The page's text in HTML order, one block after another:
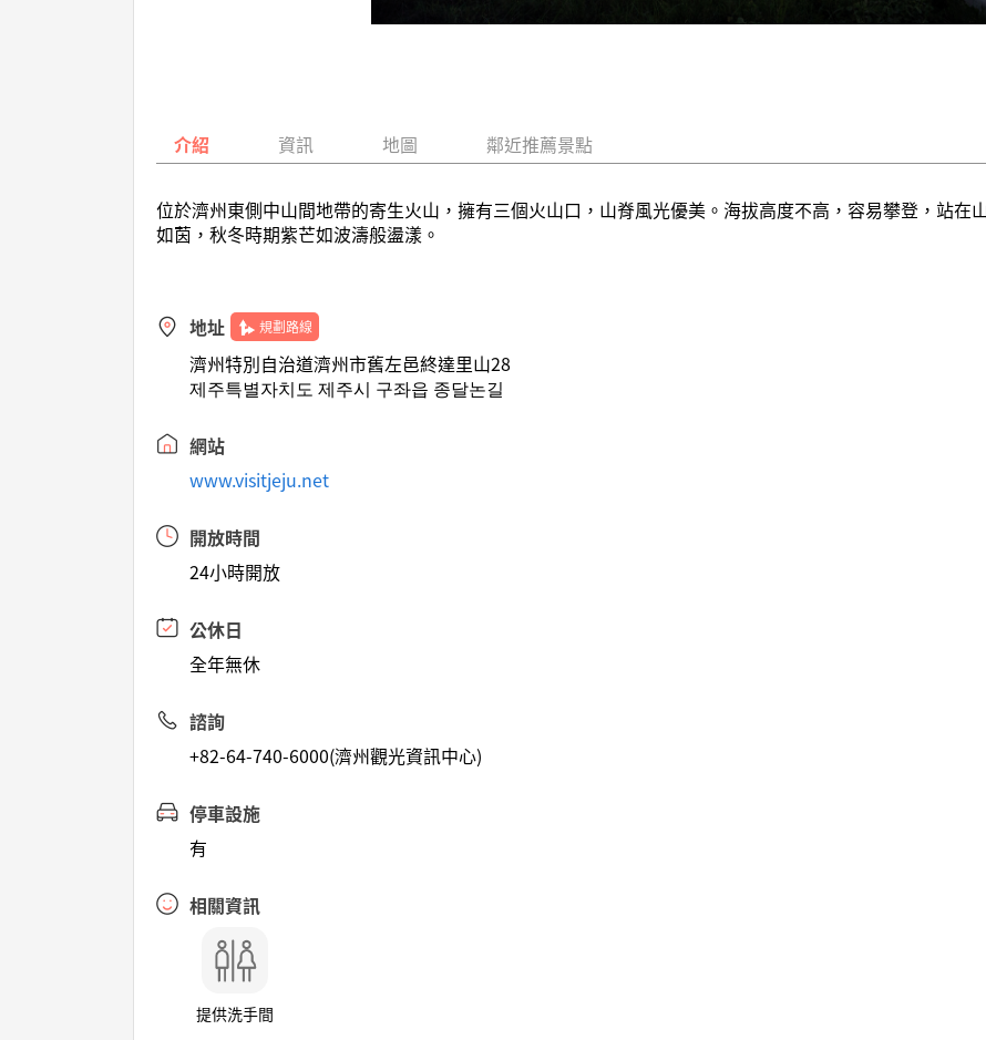
介紹 資訊 地圖 鄰近推薦景點
位於濟州東側中山間地帶的寄生火山，擁有三個火山口，山脊風光優美。海拔高度不高，容易攀登，站在
如茵，秋冬時期紫芒如波濤般盪漾。
地址 規劃路線
濟州特別自治道濟州市舊左邑終達里山28
제주특별자치도 제주시 구좌읍 종달논길
網站
www.visitjeju.net
開放時間
24小時開放
公休日
全年無休
諮詢
+82-64-740-6000(濟州觀光資訊中心)
停車設施
有
相關資訊
提供洗手間